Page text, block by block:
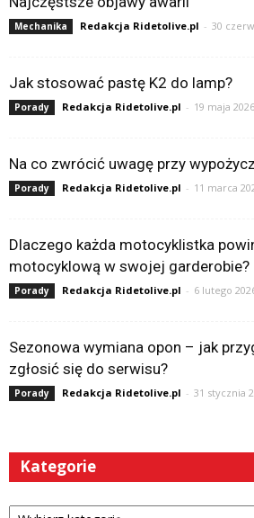
Mechanika Redakcja Ridetolive.pl - 30
Jak stosować pastę K2 do lamp?
Porady Redakcja Ridetolive.pl - 19 maja 2026
Na co zwrócić uwagę przy
Porady Redakcja Ridetolive.pl - 11 marca
Dlaczego każda motocyklistka
motocyklową w swojej garderobie?
Porady Redakcja Ridetolive.pl - 6 lutego
Sezonowa wymiana opon – jak
zgłosić się do serwisu?
Porady Redakcja Ridetolive.pl - 31 stycznia
Kategorie
Kategorie